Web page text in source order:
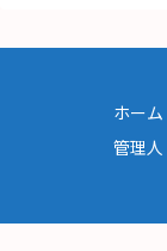
ホーム
管理人